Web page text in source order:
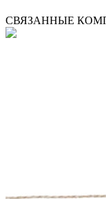
СВЯЗАННЫЕ